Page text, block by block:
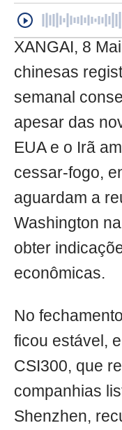
XANGAI, 8
chinesas
semanal
apesar das
EUA e o Irã
cessar-fogo,
aguardam a
Washington
obter
econômicas.
No
ficou estável,
CSI300, que
companhias
Shenzhen,